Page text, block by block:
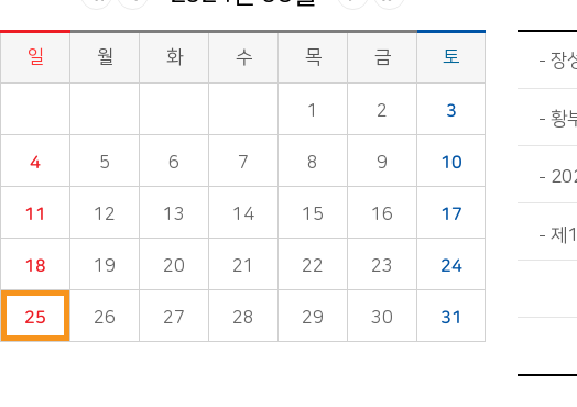
시정소식>시정 캘린더 게시판의 (2024년 08월) 달력형태로 일정명, 일정내용을 제공합니다.
일 월 화 수 목 금 토
1 2 3
4 5 6 7 8 9 10
11 12 13 14 15 16 17
18 19 20 21 22 23 24
25 26 27 28 29 30 31
장
황
제